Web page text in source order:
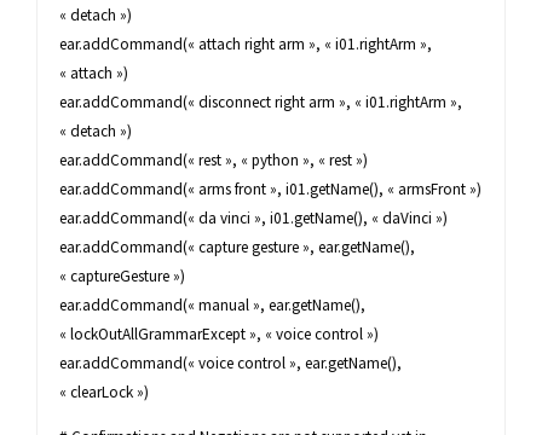
« detach »)
ear.addCommand(« attach right arm », « i01.rightArm »,
« attach »)
ear.addCommand(« disconnect right arm », « i01.rightArm »,
« detach »)
ear.addCommand(« rest », « python », « rest »)
ear.addCommand(« arms front », i01.getName(), « armsFront »)
ear.addCommand(« da vinci », i01.getName(), « daVinci »)
ear.addCommand(« capture gesture », ear.getName(),
« captureGesture »)
ear.addCommand(« manual », ear.getName(),
« lockOutAllGrammarExcept », « voice control »)
ear.addCommand(« voice control », ear.getName(),
« clearLock »)